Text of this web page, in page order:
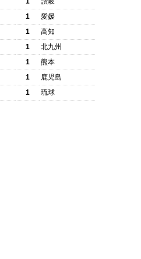
1
愛媛
1
高知
1
北九州
1
熊本
1
鹿児島
1 琉球